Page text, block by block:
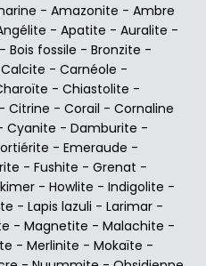
- Amazonite - Ambre
- Apatite - Auralite -
- Bois fossile - Bronzite -
Calcite - Carnéole -
- Chiastolite -
- Citrine - Corail - Cornaline
Cyanite - Damburite -
- Emeraude -
- Fushite - Grenat -
- Howlite - Indigolite -
- Lapis lazuli - Larimar -
- Magnetite - Malachite -
- Merlinite - Mokaïte -